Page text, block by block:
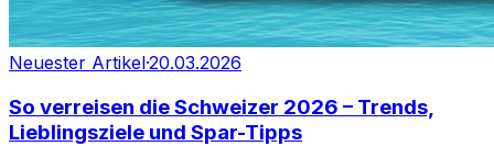
Neuester Artikel·20.03.2026
So verreisen die Schweizer 2026 – Trends,
Lieblingsziele und Spar-Tipps